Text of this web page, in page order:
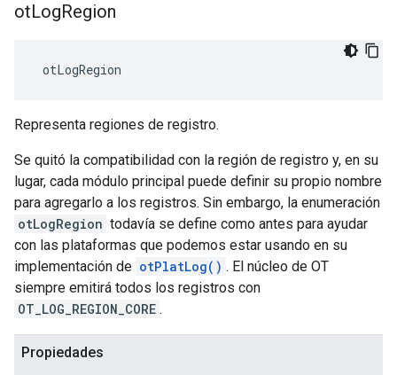
otLogRegion
otLogRegion
Representa regiones de registro.
Se quitó la compatibilidad con la región de registro y, en su
lugar, cada módulo principal puede definir su propio nombre
para agregarlo a los registros. Sin embargo, la enumeración
otLogRegion todavía se define como antes para ayudar
con las plataformas que podemos estar usando en su
implementación de otPlatLog() . El núcleo de OT
siempre emitirá todos los registros con
OT_LOG_REGION_CORE .
Propiedades